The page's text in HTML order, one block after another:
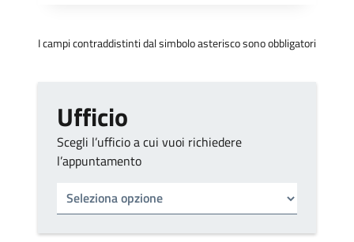
I campi contraddistinti dal simbolo asterisco sono obbligatori
Ufficio
Scegli l’ufficio a cui vuoi richiedere
l’appuntamento
Tipo di ufficio